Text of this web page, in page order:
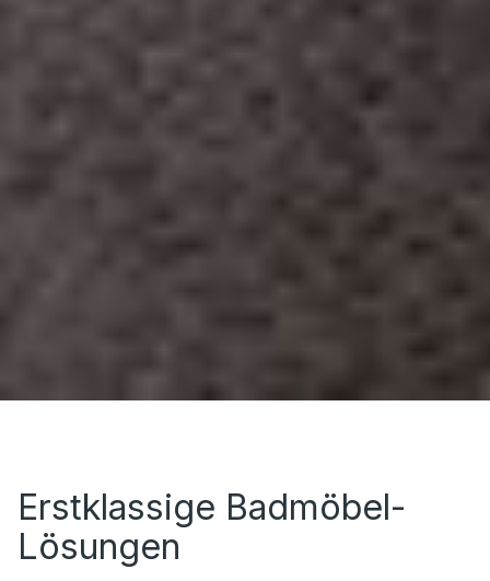
Erstklassige Badmöbel-
Lösungen